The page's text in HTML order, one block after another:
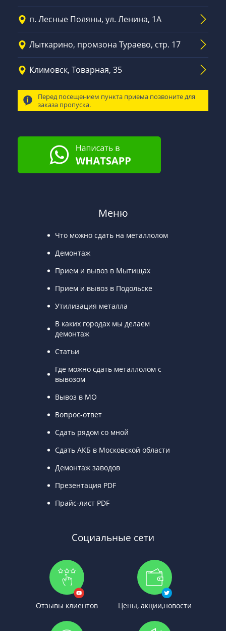
п. Лесные Поляны, ул. Ленина, 1А
Лыткарино, промзона Тураево, стр. 17
Климовск, Товарная, 35
Перед посещением пункта приема позвоните для
заказа пропуска.
Меню
Что можно сдать на металлолом
Демонтаж
Прием и вывоз в Мытищах
Прием и вывоз в Подольске
Утилизация металла
В каких городах мы делаем
демонтаж
Статьи
Где можно сдать металлолом с
вывозом
Вывоз в МО
Вопрос-ответ
Сдать рядом со мной
Сдать АКБ в Московской области
Демонтаж заводов
Презентация PDF
Прайс-лист PDF
Социальные сети
Отзывы клиентов Цены, акции,новости